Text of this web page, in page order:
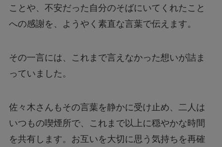
ことや、不安だった自分のそばにいてくれたこと
への感謝を、ようやく素直な言葉で伝えます。
その一言には、これまで言えなかった想いが詰ま
っていました。
佐々木さんもその言葉を静かに受け止め、二人は
いつもの喫煙所で、これまで以上に穏やかな時間
を共有します。お互いを大切に思う気持ちを再確